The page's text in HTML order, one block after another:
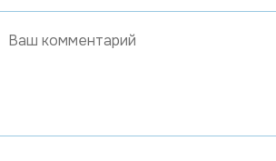
Упаковка 190х150х50 1000мл
с окном 200